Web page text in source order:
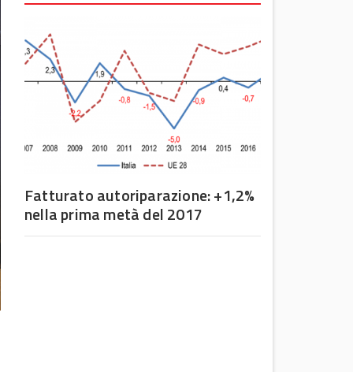
Fatturato autoriparazione: +1,2%
nella prima metà del 2017